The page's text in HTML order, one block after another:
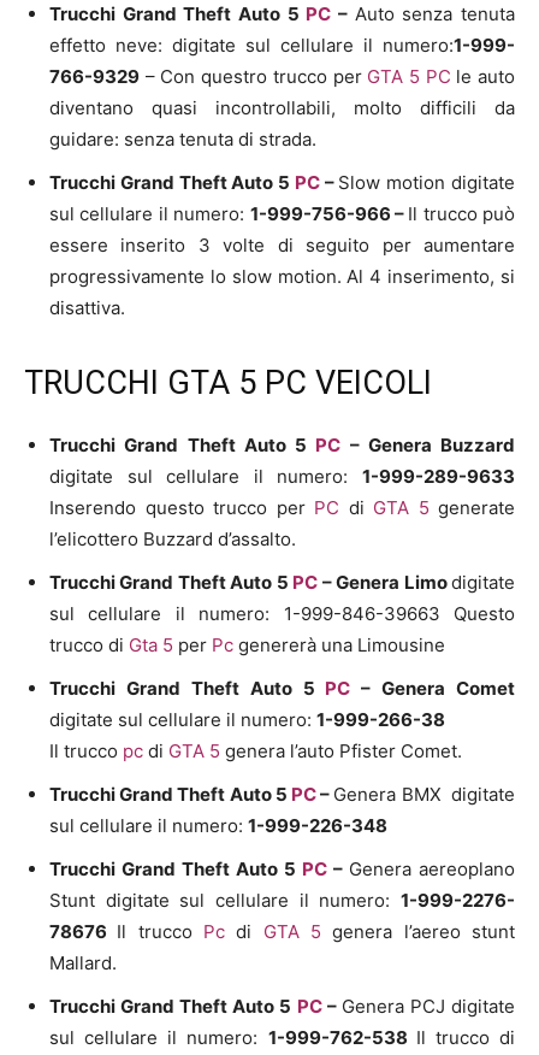
Trucchi Grand Theft Auto 5 PC – Auto senza tenuta
effetto neve: digitate sul cellulare il numero:1-999-
766-9329 – Con questro trucco per GTA 5 PC le auto
diventano quasi incontrollabili, molto difficili da
guidare: senza tenuta di strada.
Trucchi Grand Theft Auto 5 PC– Slow motion digitate
sul cellulare il numero: 1-999-756-966 – Il trucco può
essere inserito 3 volte di seguito per aumentare
progressivamente lo slow motion. Al 4 inserimento, si
disattiva.
TRUCCHI GTA 5 PC VEICOLI
Trucchi Grand Theft Auto 5 PC – Genera Buzzard
digitate sul cellulare il numero: 1-999-289-9633
Inserendo questo trucco per PC di GTA 5 generate
l’elicottero Buzzard d’assalto.
Trucchi Grand Theft Auto 5 PC –Genera Limodigitate
sul cellulare il numero: 1-999-846-39663 Questo
trucco di Gta 5 per Pc genererà una Limousine
Trucchi Grand Theft Auto 5 PC –Genera Comet
digitate sul cellulare il numero: 1-999-266-38
Il trucco pc di GTA 5 genera l’auto Pfister Comet.
Trucchi Grand Theft Auto 5 PC– Genera BMX digitate
sul cellulare il numero: 1-999-226-348
Trucchi Grand Theft Auto 5 PC – Genera aereoplano
Stunt digitate sul cellulare il numero: 1-999-2276-
78676 Il trucco Pc di GTA 5 genera l’aereo stunt
Mallard.
Trucchi Grand Theft Auto 5 PC– Genera PCJ digitate
sul cellulare il numero: 1-999-762-538 Il trucco di